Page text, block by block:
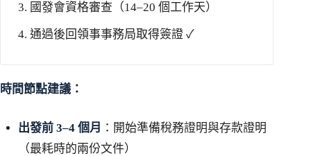
國發會資格審查（14–20 個工作天）
通過後回領事事務局取得簽證 ✓
時間節點建議：
出發前 3–4 個月 ：開始準備稅務證明與存款證明
（最耗時的兩份文件）